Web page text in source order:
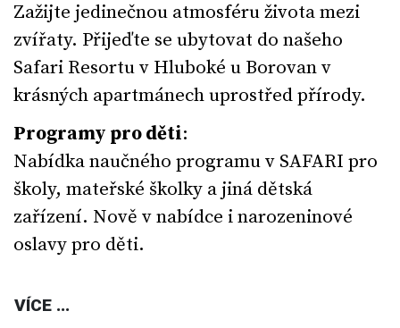
Zažijte jedinečnou atmosféru života mezi
zvířaty. Přijeďte se ubytovat do našeho
Safari Resortu v Hluboké u Borovan v
krásných apartmánech uprostřed přírody.
Programy pro děti:
Nabídka naučného programu v SAFARI pro
školy, mateřské školky a jiná dětská
zařízení. Nově v nabídce i narozeninové
oslavy pro děti.
VÍCE ...